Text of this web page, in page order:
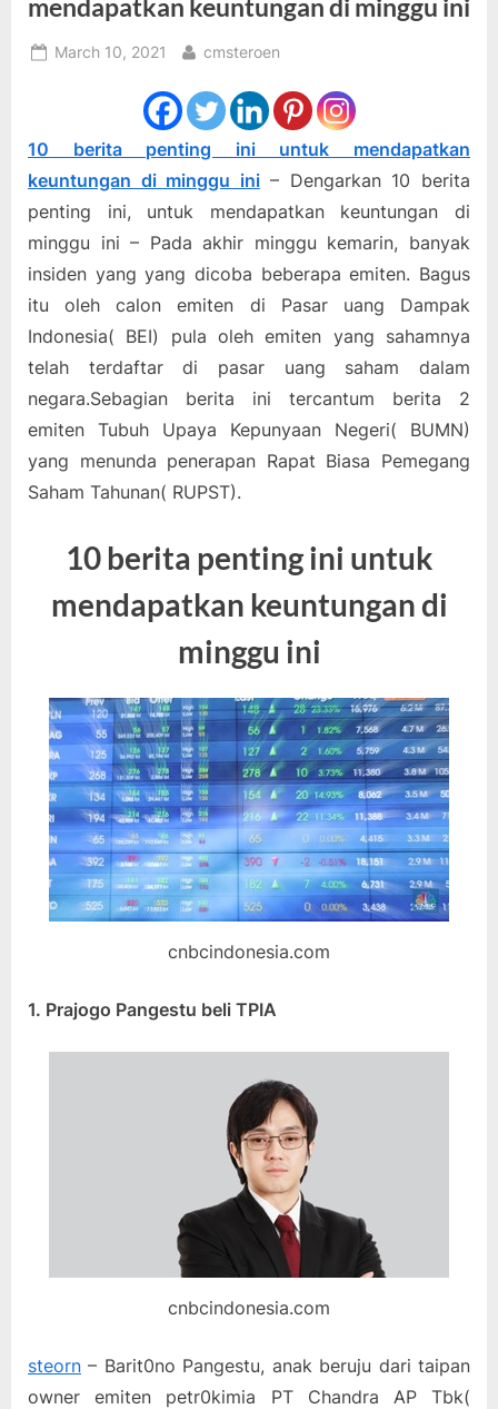
mendapatkan keuntungan di minggu ini
Posted
March 10, 2021 By
cmsteroen
10 berita penting ini untuk mendapatkan
keuntungan di minggu ini– Dengarkan 10 berita
penting ini, untuk mendapatkan keuntungan di
minggu ini – Pada akhir minggu kemarin, banyak
insiden yang yang dicoba beberapa emiten. Bagus
itu oleh calon emiten di Pasar uang Dampak
Indonesia( BEI) pula oleh emiten yang sahamnya
telah terdaftar di pasar uang saham dalam
negara.Sebagian berita ini tercantum berita 2
emiten Tubuh Upaya Kepunyaan Negeri( BUMN)
yang menunda penerapan Rapat Biasa Pemegang
Saham Tahunan( RUPST).
10 berita penting ini untuk
mendapatkan keuntungan di
minggu ini
cnbcindonesia.com
1. Prajogo Pangestu beli TPIA
cnbcindonesia.com
steorn – Barit0no Pangestu, anak beruju dari taipan
owner emiten petr0kimia PT Chandra AP Tbk(